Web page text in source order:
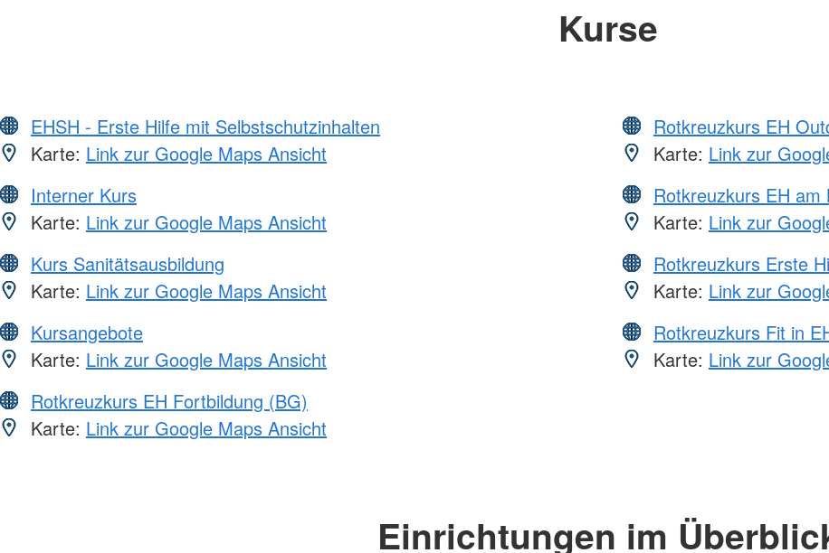
Kurse
EHSH - Erste Hilfe mit Selbstschutzinhalten
Karte: Link zur Google Maps Ansicht
Interner Kurs
Karte: Link zur Google Maps Ansicht
Kurs Sanitätsausbildung
Karte: Link zur Google Maps Ansicht
Kursangebote
Karte: Link zur Google Maps Ansicht
Rotkreuzkurs EH Fortbildung (BG)
Karte: Link zur Google Maps Ansicht
Rotkreuzkurs EH
Karte: Link zur
Rotkreuzkurs EH am
Karte: Link zur
Rotkreuzkurs Erste
Karte: Link zur
Rotkreuzkurs Fit in
Karte: Link zur
Einrichtungen im